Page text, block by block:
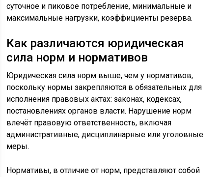
суточное и пиковое потребление, минимальные и
максимальные нагрузки, коэффициенты резерва.
Как различаются юридическая
сила норм и нормативов
Юридическая сила норм выше, чем у нормативов,
поскольку нормы закрепляются в обязательных для
исполнения правовых актах: законах, кодексах,
постановлениях органов власти. Нарушение норм
влечёт правовую ответственность, включая
административные, дисциплинарные или уголовные
меры.
Нормативы, в отличие от норм, представляют собой